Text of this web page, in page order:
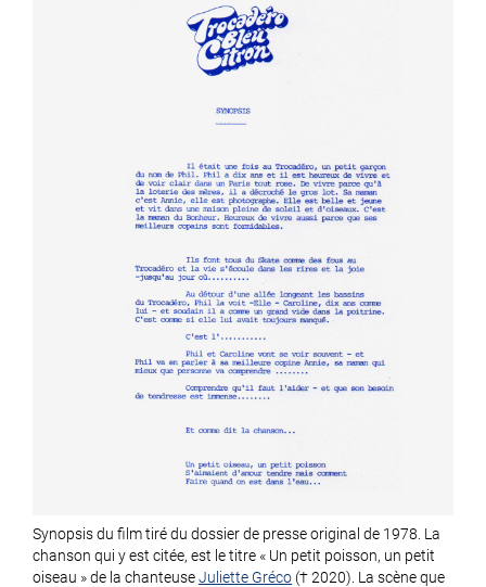
Synopsis du film tiré du dossier de presse original de 1978. La
chanson qui y est citée, est le titre « Un petit poisson, un petit
oiseau » de la chanteuseJuliette Gréco († 2020). La scène que